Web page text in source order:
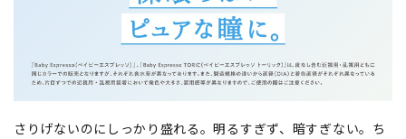
さりげないのにしっかり盛れる。明るすぎず、暗すぎない。ち